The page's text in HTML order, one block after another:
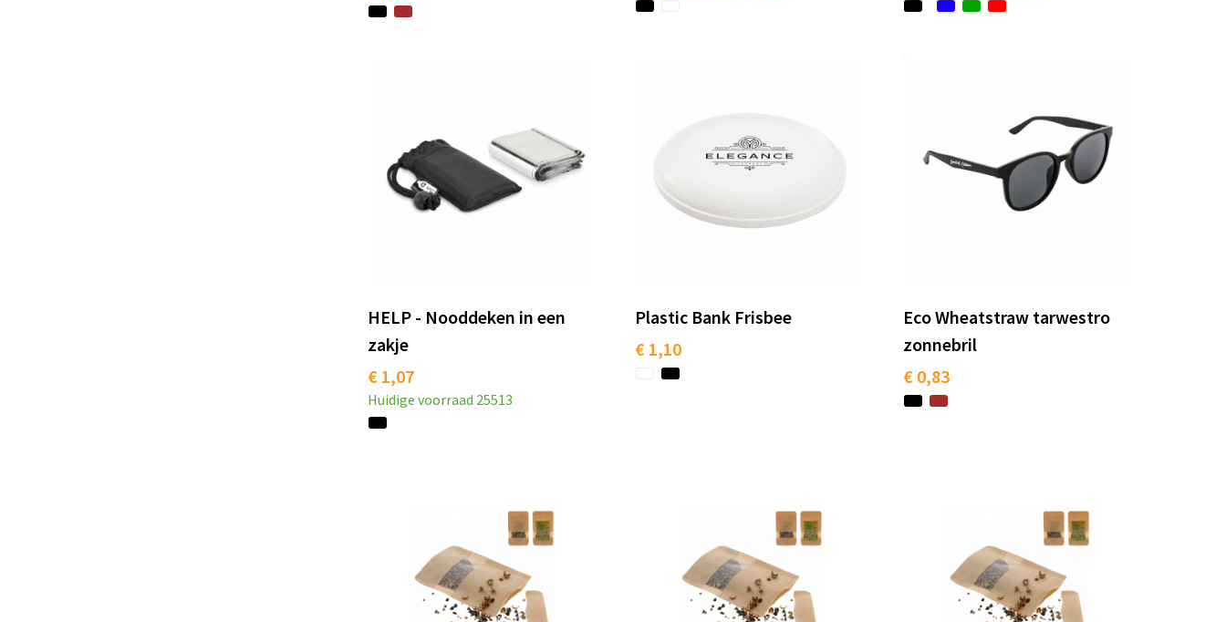
HELP - Nooddeken in een
zakje
€ 1,07
Huidige voorraad 25513
Plastic Bank Frisbee
€ 1,10
Eco Wheatstraw tarwestro
zonnebril
€ 0,83